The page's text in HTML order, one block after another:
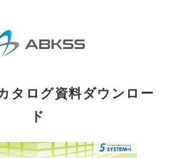
タログ資料ダウンロー
ド